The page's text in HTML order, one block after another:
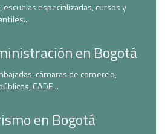
especializadas, cursos y
en Bogotá
cámaras de comercio,
CADE...
en Bogotá